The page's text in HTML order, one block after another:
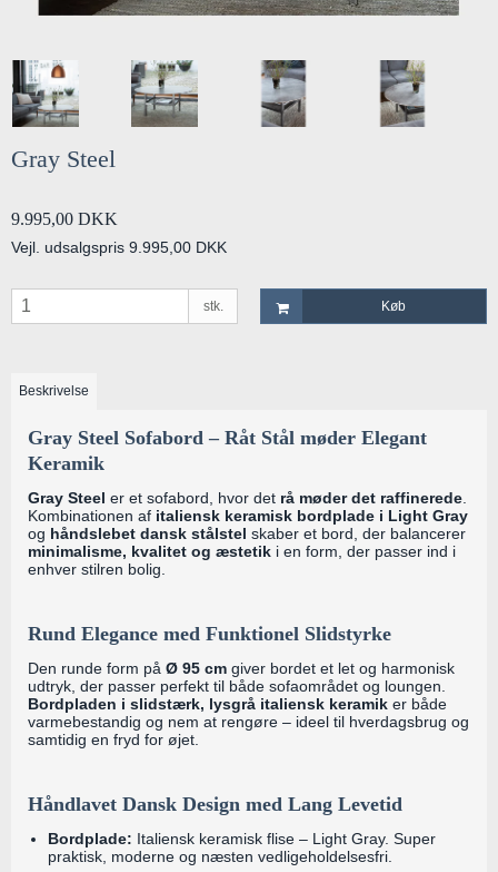
Gray Steel
9.995,00 DKK
Vejl. udsalgspris 9.995,00 DKK
stk. Køb
Beskrivelse
Gray Steel Sofabord – Råt Stål møder Elegant
Keramik
Gray Steel er et sofabord, hvor det rå møder det raffinerede.
Kombinationen af italiensk keramisk bordplade i Light Gray
og håndslebet dansk stålstel skaber et bord, der balancerer
minimalisme, kvalitet og æstetik i en form, der passer ind i
enhver stilren bolig.
Rund Elegance med Funktionel Slidstyrke
Den runde form på Ø 95 cm giver bordet et let og harmonisk
udtryk, der passer perfekt til både sofaområdet og loungen.
Bordpladen i slidstærk, lysgrå italiensk keramik er både
varmebestandig og nem at rengøre – ideel til hverdagsbrug og
samtidig en fryd for øjet.
Håndlavet Dansk Design med Lang Levetid
Bordplade: Italiensk keramisk flise – Light Gray. Super
praktisk, moderne og næsten vedligeholdelsesfri.